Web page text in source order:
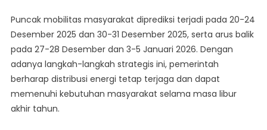
Puncak mobilitas masyarakat diprediksi terjadi pada 20-24
Desember 2025 dan 30-31 Desember 2025, serta arus balik
pada 27-28 Desember dan 3-5 Januari 2026. Dengan
adanya langkah-langkah strategis ini, pemerintah
berharap distribusi energi tetap terjaga dan dapat
memenuhi kebutuhan masyarakat selama masa libur
akhir tahun.